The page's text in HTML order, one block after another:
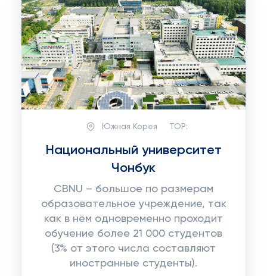
Южная Корея TOP:
Национальный университет
Чонбук
CBNU – большое по размерам
образовательное учреждение, так
как в нём одновременно проходит
обучение более 21 000 студентов
(3% от этого числа составляют
иностранные студенты).